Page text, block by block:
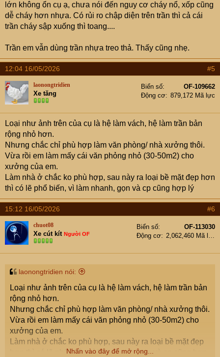
lớn không ổn cụ ạ, chưa nói đến nguy cơ cháy nổ, xốp cũng
dễ cháy hơn nhựa. Có rủi ro chập diện trên trần thì cả cái
trần cháy sập xuống thì toang....
Trần em vẫn dùng trần nhựa treo thả. Thấy cũng nhẹ.
12:04 16/05/2026 #5
laonongtridien
Xe tăng
Biển số
OF-109662
Động cơ
879,172 Mã lực
Loại như ảnh trên của cụ là hệ làm vách, hệ làm trần bản
rộng nhỏ hơn.
Nhưng chắc chỉ phù hợp làm văn phòng/ nhà xưởng thôi.
Vừa rồi em làm mấy cái văn phỏng nhỏ (30-50m2) cho
xưởng của em.
Làm nhà ở chắc ko phù hợp, sau này ra loại bề mặt đẹp hơn
thì có lẽ phổ biến, vì làm nhanh, gọn và cp cũng hợp lý
15:12 16/05/2026 #6
chuot08
Xe cút kít Người OF
Biển số
OF-113030
Động cơ
2,062,460 Mã lực
laonongtridien nói:
Loại như ảnh trên của cụ là hệ làm vách, hệ làm trần bản
rộng nhỏ hơn.
Nhưng chắc chỉ phù hợp làm văn phòng/ nhà xưởng thôi.
Vừa rồi em làm mấy cái văn phỏng nhỏ (30-50m2) cho
xưởng của em.
Làm nhà ở chắc ko phù hợp, sau này ra loại bề mặt đẹp
hơn thì có lẽ phổ biến, vì làm nhanh, gọn và cp cũng hợp
Nhấn vào đây để mở rộng...